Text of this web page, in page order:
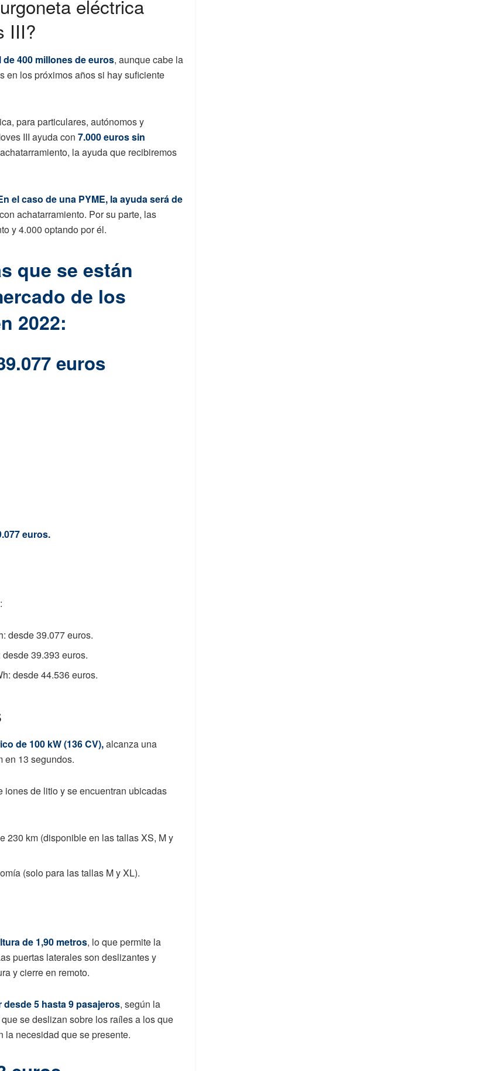
eléctrica
III?
400 millones de euros, aunque cabe la
en los próximos años si hay suficiente
para particulares, autónomos y
III ayuda con 7.000 euros sin
la ayuda que recibiremos
el caso de una PYME, la ayuda será de
achatarramiento. Por su parte, las
y 4.000 optando por él.
que se están
de los
2022:
euros
euros.
desde 39.077 euros.
39.393 euros.
desde 44.536 euros.
de 100 kW (136 CV),alcanza una
en 13 segundos.
iones de litio y se encuentran ubicadas
230 km (disponible en las tallas XS, M y
(solo para las tallas M y XL).
de 1,90 metros, lo que permite la
puertas laterales son deslizantes y
y cierre en remoto.
desde 5 hasta 9 pasajeros, según la
se deslizan sobre los raíles a los que
la necesidad que se presente.